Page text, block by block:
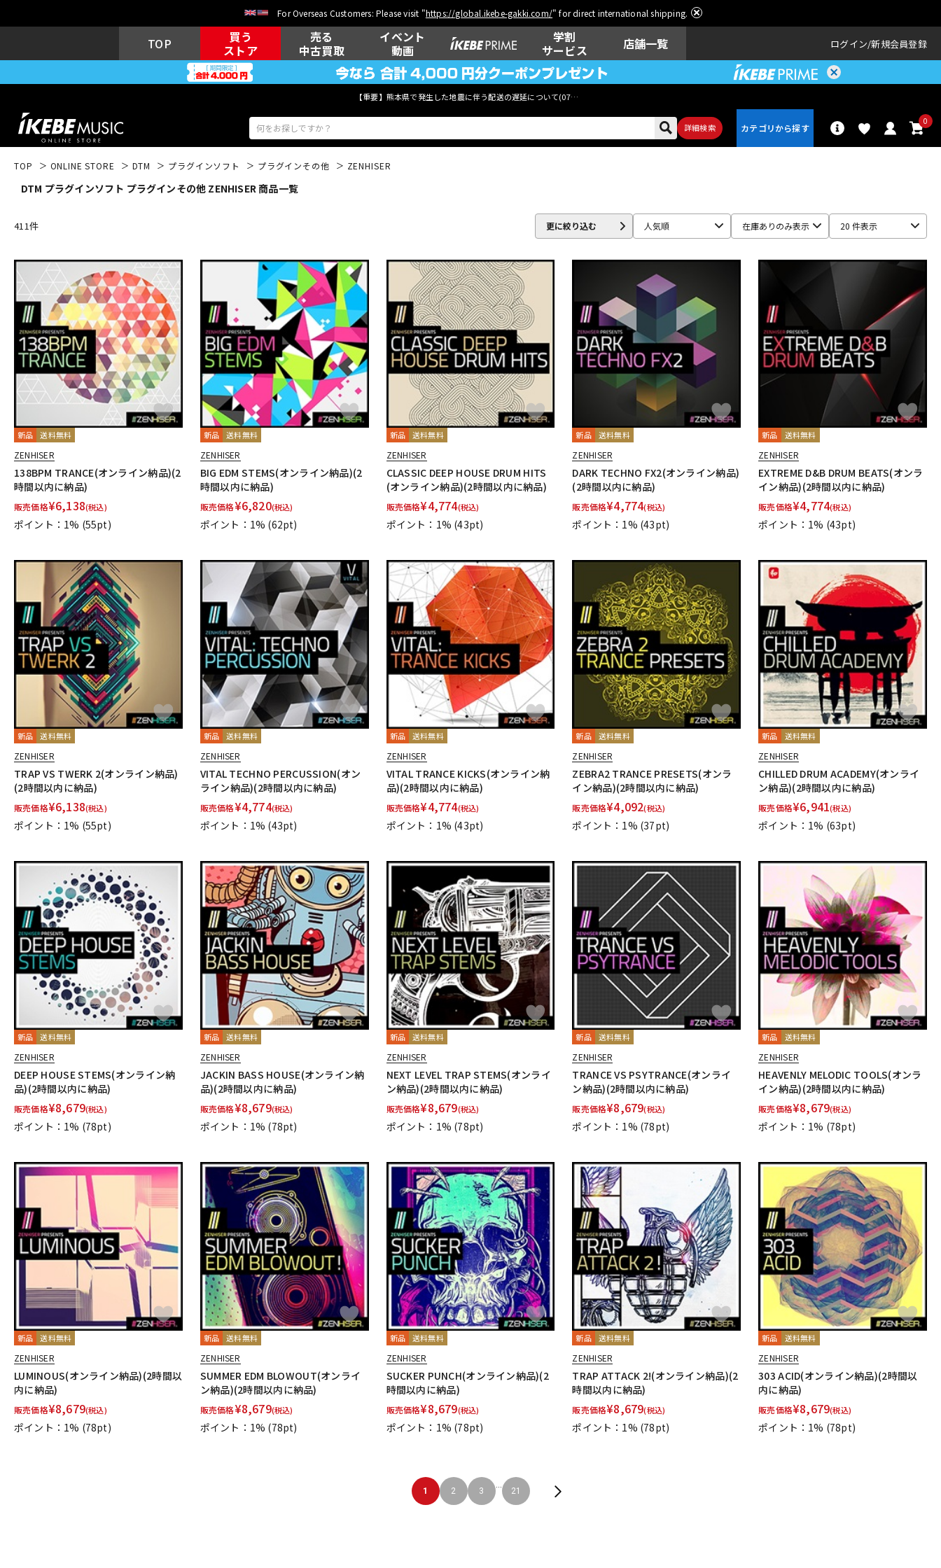
For Overseas Customers: Please visit "https://global.ikebe-gakki.com/" for direct international shipping.
TOP
買う
ストア
売る
中古買取
イベント
動画
学割
サービス
店舗一覧 ログイン 新規会員登録
【重要】熊本県で発生した地震に伴う配送の遅延について(07月29日
詳細検索
0
エレキギター アコギ/エレ
キーボード 電子ピアノ 管楽器 その他楽器 アンプ エフェクター
DJ機器 DTM DTM オンラ
イン納品
レコーディン
グ機器
配信/ライブ
機器
楽器アクセサ
リ
中古 ヴィンテージ
TOP ONLINE STORE DTM プラグインソフト プラグインその他 ZENHISER
DTM プラグインソフト プラグインその他 ZENHISER 商品一覧
411件 更に絞り込む 人気順 在庫ありのみ表示 20 件表示
新品 送料無料
ZENHISER
138BPM TRANCE(オンライン納品)(2
時間以内に納品)
販売価格¥6,138(税込)
ポイント：1% (55pt)
新品 送料無料
ZENHISER
BIG EDM STEMS(オンライン納品)(2
時間以内に納品)
販売価格¥6,820(税込)
ポイント：1% (62pt)
新品 送料無料
ZENHISER
CLASSIC DEEP HOUSE DRUM HITS
(オンライン納品)(2時間以内に納品)
販売価格¥4,774(税込)
ポイント：1% (43pt)
新品 送料無料
ZENHISER
DARK TECHNO FX2(オンライン納品)
(2時間以内に納品)
販売価格¥4,774(税込)
ポイント：1% (43pt)
新品 送料無料
ZENHISER
EXTREME D&B DRUM BEATS(オンラ
イン納品)(2時間以内に納品)
販売価格¥4,774(税込)
ポイント：1% (43pt)
新品 送料無料
ZENHISER
TRAP VS TWERK 2(オンライン納品)
(2時間以内に納品)
販売価格¥6,138(税込)
ポイント：1% (55pt)
新品 送料無料
ZENHISER
VITAL TECHNO PERCUSSION(オン
ライン納品)(2時間以内に納品)
販売価格¥4,774(税込)
ポイント：1% (43pt)
新品 送料無料
ZENHISER
VITAL TRANCE KICKS(オンライン納
品)(2時間以内に納品)
販売価格¥4,774(税込)
ポイント：1% (43pt)
新品 送料無料
ZENHISER
ZEBRA2 TRANCE PRESETS(オンラ
イン納品)(2時間以内に納品)
販売価格¥4,092(税込)
ポイント：1% (37pt)
新品 送料無料
ZENHISER
CHILLED DRUM ACADEMY(オンライ
ン納品)(2時間以内に納品)
販売価格¥6,941(税込)
ポイント：1% (63pt)
新品 送料無料
ZENHISER
DEEP HOUSE STEMS(オンライン納
品)(2時間以内に納品)
販売価格¥8,679(税込)
ポイント：1% (78pt)
新品 送料無料
ZENHISER
JACKIN BASS HOUSE(オンライン納
品)(2時間以内に納品)
販売価格¥8,679(税込)
ポイント：1% (78pt)
新品 送料無料
ZENHISER
NEXT LEVEL TRAP STEMS(オンライ
ン納品)(2時間以内に納品)
販売価格¥8,679(税込)
ポイント：1% (78pt)
新品 送料無料
ZENHISER
TRANCE VS PSYTRANCE(オンライ
ン納品)(2時間以内に納品)
販売価格¥8,679(税込)
ポイント：1% (78pt)
新品 送料無料
ZENHISER
HEAVENLY MELODIC TOOLS(オンラ
イン納品)(2時間以内に納品)
販売価格¥8,679(税込)
ポイント：1% (78pt)
新品 送料無料
ZENHISER
LUMINOUS(オンライン納品)(2時間以
内に納品)
販売価格¥8,679(税込)
ポイント：1% (78pt)
新品 送料無料
ZENHISER
SUMMER EDM BLOWOUT(オンライ
ン納品)(2時間以内に納品)
販売価格¥8,679(税込)
ポイント：1% (78pt)
新品 送料無料
ZENHISER
SUCKER PUNCH(オンライン納品)(2
時間以内に納品)
販売価格¥8,679(税込)
ポイント：1% (78pt)
新品 送料無料
ZENHISER
TRAP ATTACK 2!(オンライン納品)(2
時間以内に納品)
販売価格¥8,679(税込)
ポイント：1% (78pt)
新品 送料無料
ZENHISER
303 ACID(オンライン納品)(2時間以
内に納品)
販売価格¥8,679(税込)
ポイント：1% (78pt)
1 2 3 21